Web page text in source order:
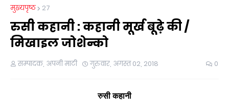
मुख्यपृष्ठ 27
रुसी कहानी : कहानी मूर्ख बूढ़े की /
मिखाइल जोशेन्को
सम्पादक, अपनी माटी गुरुवार, अगस्त 02, 2018 0
रुसी कहानी